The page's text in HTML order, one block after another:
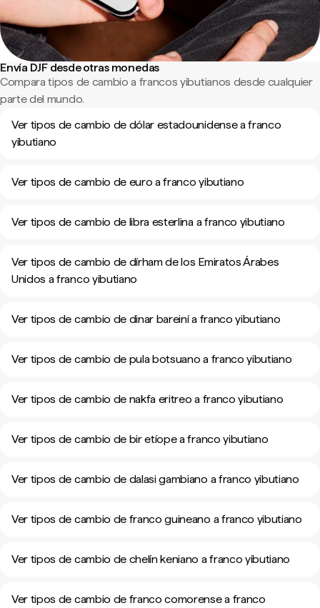
Envía DJF desde otras monedas
Compara tipos de cambio a francos yibutianos desde cualquier
parte del mundo.
Ver tipos de cambio de dólar estadounidense a franco
yibutiano
Ver tipos de cambio de euro a franco yibutiano
Ver tipos de cambio de libra esterlina a franco yibutiano
Ver tipos de cambio de dírham de los Emiratos Árabes
Unidos a franco yibutiano
Ver tipos de cambio de dinar bareiní a franco yibutiano
Ver tipos de cambio de pula botsuano a franco yibutiano
Ver tipos de cambio de nakfa eritreo a franco yibutiano
Ver tipos de cambio de bir etíope a franco yibutiano
Ver tipos de cambio de dalasi gambiano a franco yibutiano
Ver tipos de cambio de franco guineano a franco yibutiano
Ver tipos de cambio de chelín keniano a franco yibutiano
Ver tipos de cambio de franco comorense a franco